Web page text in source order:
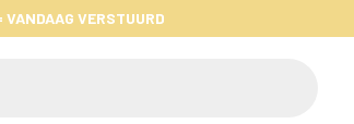
VERSTUURD